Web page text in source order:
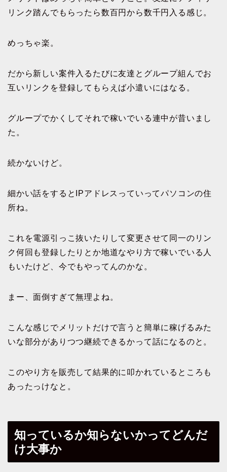
リンク踏んでもらったら数百円から数千円入る感じ。
めっちゃ楽。
だから新しい案件入るたびに友達とグループ組んでお
互いリンクを登録してもらえば小遣いにはなる。
グループでかくしてそれで稼いでいる連中が昔いまし
た。
続かないけど。
細かい話をするとIPアドレスっていってパソコンの住
所ね。
これを電源引っこ抜いたりして変更させて同一のリン
ク何回も登録したりとか地道なやり方で稼いでいる人
もいたけど、今でもやってんのかな。
まー、面倒すぎて無理よね。
こんな感じでメリットだけで言うと簡単に稼げるみた
いな部分がありつつ継続できるかって話になるのと。
このやり方を販売して結果的に叩かれているところも
あったっけなと。
知っているか知らないかってどんだ
け大事か